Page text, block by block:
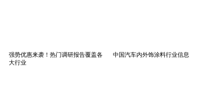
强势优惠来袭！热门调研报告覆盖各
大行业
中国汽车内外饰涂料行业信息